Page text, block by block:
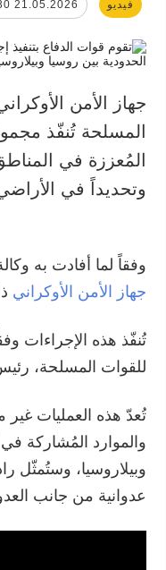
فيديو 21.05.2026 11:30
جهاز الأمن
المسلحة تُنفّذ
المُعززة في
وتحديداً في
وفقاً لما أفادت به
جهاز الأمن الأوكراني
تُنفّذ هذه الإجراءات
للقوات المسلحة،
تُعدّ هذه العمليات
والموارد المُشاركة
وبيلاروسيا، وستُمثّل
عدوانية من جانب